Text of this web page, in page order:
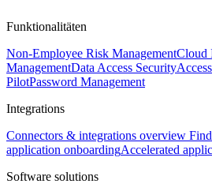
Funktionalitäten
Non-Employee Risk ManagementCloud
ManagementData Access Security
PilotPassword Management
Integrations
Connectors & integrations overview
application onboardingAccelerated
Software solutions